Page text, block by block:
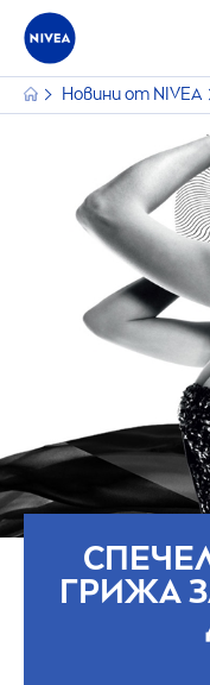
Новини от NIVEA
ГРИЖА